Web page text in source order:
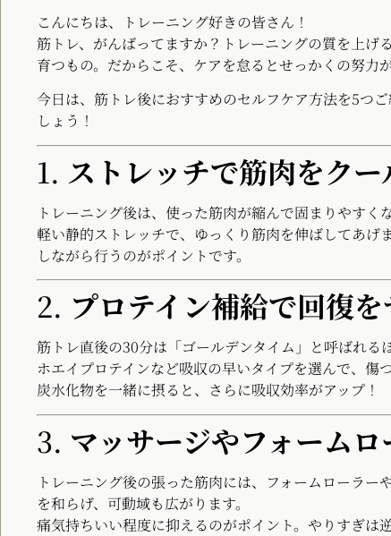
こんにちは、トレーニング好きの皆さん！
筋トレ、がんばってますか？トレーニングの質を上
育つもの。だからこそ、ケアを怠るとせっかくの努力
今日は、筋トレ後におすすめのセルフケア方法を5つ
しょう！
1. ストレッチで筋肉をクー
トレーニング後は、使った筋肉が縮んで固まりやすく
軽い静的ストレッチで、ゆっくり筋肉を伸ばしてあ
しながら行うのがポイントです。
2. プロテイン補給で回復を
筋トレ直後の30分は「ゴールデンタイム」と呼ばれる
ホエイプロテインなど吸収の早いタイプを選んで、傷
炭水化物を一緒に摂ると、さらに吸収効率がアップ！
3. マッサージやフォーム
トレーニング後の張った筋肉には、フォームローラ
を和らげ、可動域も広がります。
痛気持ちいい程度に抑えるのがポイント。やりすぎは